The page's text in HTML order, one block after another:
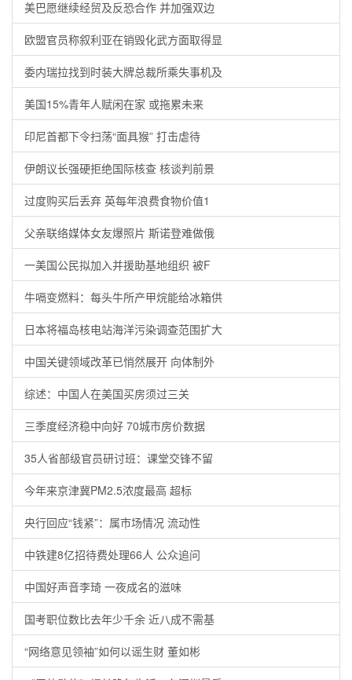
美巴愿继续经贸及反恐合作 并加强双边
欧盟官员称叙利亚在销毁化武方面取得显
委内瑞拉找到时装大牌总裁所乘失事机及
美国15%青年人赋闲在家 或拖累未来
印尼首都下令扫荡“面具猴” 打击虐待
伊朗议长强硬拒绝国际核查 核谈判前景
过度购买后丢弃 英每年浪费食物价值1
父亲联络媒体女友爆照片 斯诺登难做俄
一美国公民拟加入并援助基地组织 被F
牛嗝变燃料：每头牛所产甲烷能给冰箱供
日本将福岛核电站海洋污染调查范围扩大
中国关键领域改革已悄然展开 向体制外
综述：中国人在美国买房须过三关
三季度经济稳中向好 70城市房价数据
35人省部级官员研讨班：课堂交锋不留
今年来京津冀PM2.5浓度最高 超标
央行回应“钱紧”：属市场情况 流动性
中铁建8亿招待费处理66人 公众追问
中国好声音李琦 一夜成名的滋味
国考职位数比去年少千余 近八成不需基
“网络意见领袖”如何以谣生财 董如彬